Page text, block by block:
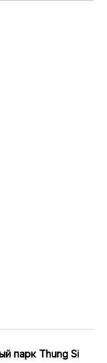
парк Thung Si